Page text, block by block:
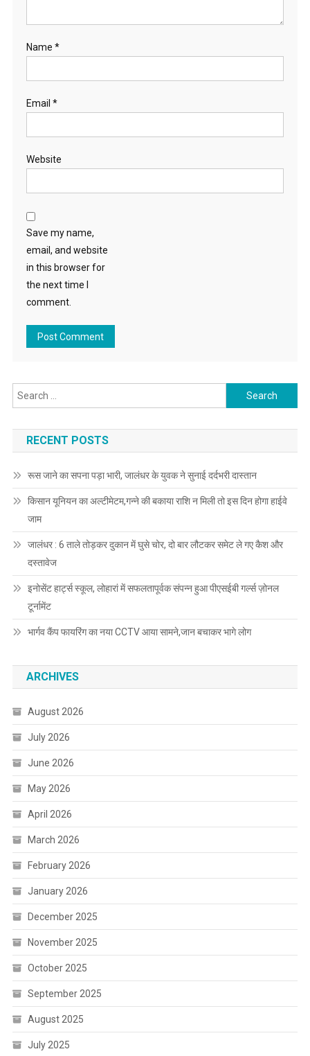
Name *
Email *
Website
Save my name,
email, and website
in this browser for
the next time I
comment.
Search for:
RECENT POSTS
रूस जाने का सपना पड़ा भारी, जालंधर के युवक ने सुनाई दर्दभरी दास्तान
किसान यूनियन का अल्टीमेटम,गन्ने की बकाया राशि न मिली तो इस दिन होगा हाईवे
जाम
जालंधर : 6 ताले तोड़कर दुकान में घुसे चोर, दो बार लौटकर समेट ले गए कैश और
दस्तावेज
इनोसेंट हार्ट्स स्कूल, लोहारां में सफलतापूर्वक संपन्न हुआ पीएसईबी गर्ल्स ज़ोनल
टूर्नामेंट
भार्गव कैंप फायरिंग का नया CCTV आया सामने,जान बचाकर भागे लोग
ARCHIVES
August 2026
July 2026
June 2026
May 2026
April 2026
March 2026
February 2026
January 2026
December 2025
November 2025
October 2025
September 2025
August 2025
July 2025